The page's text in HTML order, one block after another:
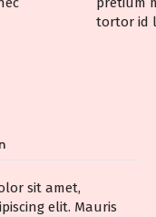
tortor id
sit amet,
elit. Mauris